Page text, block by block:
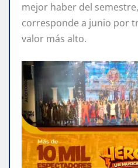
mejor haber del
corresponde a junio por
valor más alto.